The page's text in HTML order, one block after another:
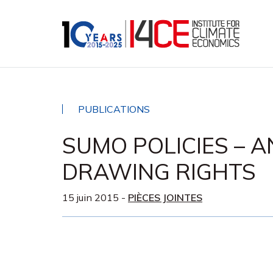
PUBLICATIONS
SUMO POLICIES –
DRAWING RIGHTS
15 juin 2015 - PIÈCES JOINTES